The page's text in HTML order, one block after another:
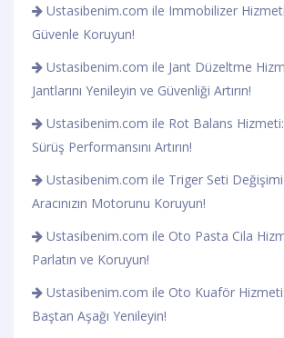
Ustasibenim.com ile Immobilizer Hizmeti:
Güvenle Koruyun!
Ustasibenim.com ile Jant Düzeltme
Jantlarını Yenileyin ve Güvenliği Artırın!
Ustasibenim.com ile Rot Balans Hizmeti:
Sürüş Performansını Artırın!
Ustasibenim.com ile Triger Seti
Aracınızın Motorunu Koruyun!
Ustasibenim.com ile Oto Pasta Cila
Parlatın ve Koruyun!
Ustasibenim.com ile Oto Kuaför Hizmeti:
Baştan Aşağı Yenileyin!